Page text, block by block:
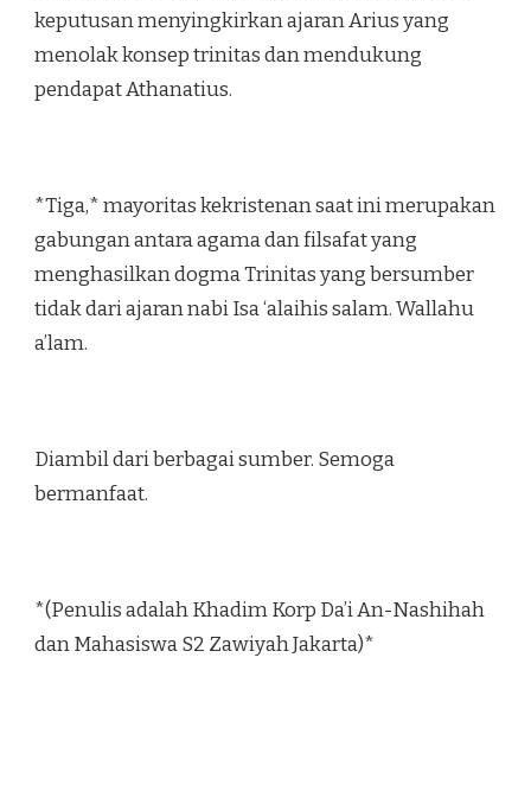
keputusan menyingkirkan ajaran Arius yang
menolak konsep trinitas dan mendukung
pendapat Athanatius.
*Tiga,* mayoritas kekristenan saat ini merupakan
gabungan antara agama dan filsafat yang
menghasilkan dogma Trinitas yang bersumber
tidak dari ajaran nabi Isa ‘alaihis salam. Wallahu
a’lam.
Diambil dari berbagai sumber. Semoga
bermanfaat.
*(Penulis adalah Khadim Korp Da’i An-Nashihah
dan Mahasiswa S2 Zawiyah Jakarta)*